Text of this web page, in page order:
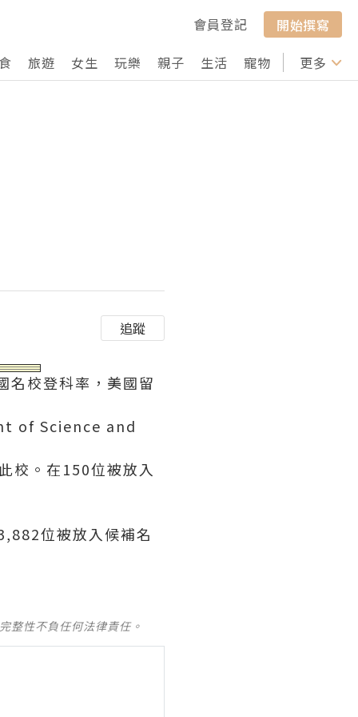
會員登記
開始撰寫
旅遊 女生 玩樂 親子 生活 寵物 行山 打卡
更多
追蹤
校登科率，美國留
of Science and
。在150位被放入
位被放入候補名
整性不負任何法律責任。